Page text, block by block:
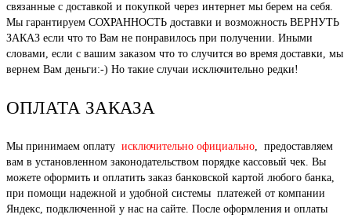
связанные с доставкой и покупкой через интернет мы берем на себя.
Мы гарантируем СОХРАННОСТЬ доставки и возможность ВЕРНУТЬ
ЗАКАЗ если что то Вам не понравилось при получении. Иными
словами, если с вашим заказом что то случится во время доставки, мы
вернем Вам деньги:-) Но такие случаи исключительно редки!
ОПЛАТА ЗАКАЗА
Мы принимаем оплату исключительно официально, предоставляем
вам в установленном законодательством порядке кассовый чек. Вы
можете оформить и оплатить заказ банковской картой любого банка,
при помощи надежной и удобной системы платежей от компании
Яндекс, подключенной у нас на сайте. После оформления и оплаты